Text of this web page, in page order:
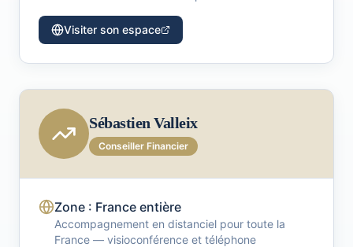
Visiter son espace
Sébastien Valleix
Conseiller Financier
Zone : France entière
Accompagnement en distanciel pour toute la
France — visioconférence et téléphone